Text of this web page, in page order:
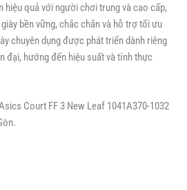
hiệu quả với người chơi trung và cao cấp,
bền vững, chắc chắn và hỗ trợ tối ưu
chuyên dụng được phát triển dành riêng
đại, hướng đến hiệu suất và tính thực
Court FF 3 New Leaf 1041A370-1032